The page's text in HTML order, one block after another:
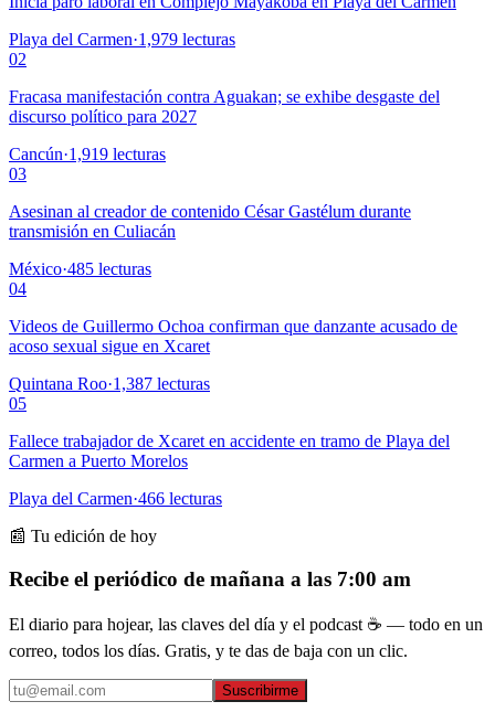
Playa del Carmen·1,979 lecturas
02
Fracasa manifestación contra Aguakan; se exhibe desgaste del
discurso político para 2027
Cancún·1,919 lecturas
03
Asesinan al creador de contenido César Gastélum durante
transmisión en Culiacán
México·485 lecturas
04
Videos de Guillermo Ochoa confirman que danzante acusado de
acoso sexual sigue en Xcaret
Quintana Roo·1,387 lecturas
05
Fallece trabajador de Xcaret en accidente en tramo de Playa del
Carmen a Puerto Morelos
Playa del Carmen·466 lecturas
📰 Tu edición de hoy
Recibe el periódico de mañana a las 7:00 am
El diario para hojear, las claves del día y el podcast ☕ — todo en un
correo, todos los días. Gratis, y te das de baja con un clic.
Suscribirme